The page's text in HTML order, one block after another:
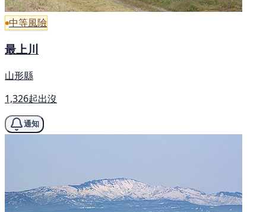
中等風險
最上川
山形縣
1,326起出沒
通知